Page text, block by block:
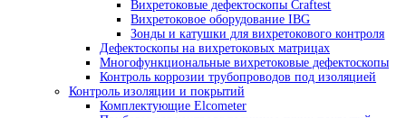
Твердомеры PROCEQ
Твердомеры МЕТ
Твердомеры Интротест
Твердомеры Машпроект
Твердомер по Бриннелю
Твердомеры по Виккерсу
Твердомеры по Роквеллу